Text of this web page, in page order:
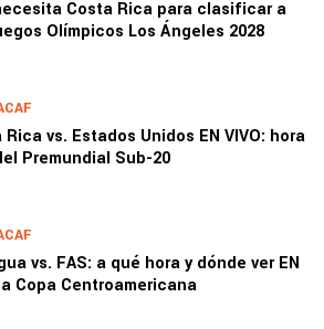
Costa Rica para clasificar a
Olímpicos Los Ángeles 2028
Rica vs. Estados Unidos EN VIVO: hora
Premundial Sub-20
vs. FAS: a qué hora y dónde ver EN
Copa Centroamericana